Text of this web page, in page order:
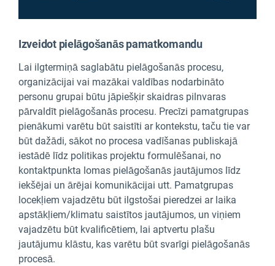
Izveidot pielāgošanās pamatkomandu
Lai ilgtermiņā saglabātu pielāgošanās procesu,
organizācijai vai mazākai valdības nodarbināto
personu grupai būtu jāpiešķir skaidras pilnvaras
pārvaldīt pielāgošanās procesu. Precīzi pamatgrupas
pienākumi varētu būt saistīti ar kontekstu, taču tie var
būt dažādi, sākot no procesa vadīšanas publiskajā
iestādē līdz politikas projektu formulēšanai, no
kontaktpunkta lomas pielāgošanās jautājumos līdz
iekšējai un ārējai komunikācijai utt. Pamatgrupas
locekļiem vajadzētu būt ilgstošai pieredzei ar laika
apstākļiem/klimatu saistītos jautājumos, un viņiem
vajadzētu būt kvalificētiem, lai aptvertu plašu
jautājumu klāstu, kas varētu būt svarīgi pielāgošanās
procesā.